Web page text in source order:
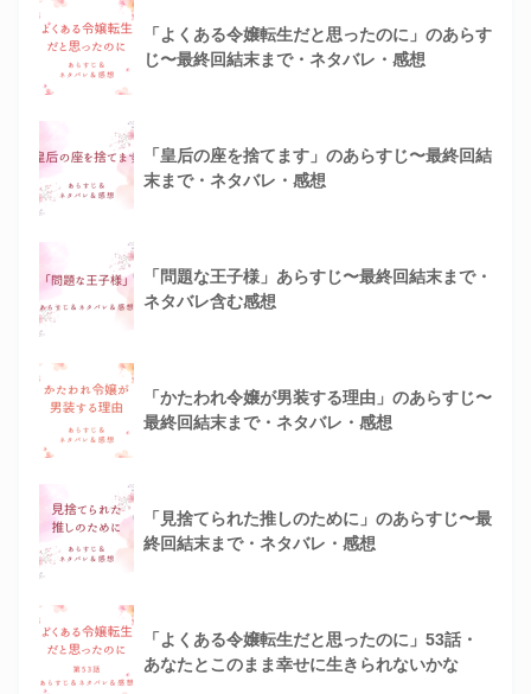
「よくある令嬢転生だと思ったのに」のあらす
じ〜最終回結末まで・ネタバレ・感想
「皇后の座を捨てます」のあらすじ〜最終回結
末まで・ネタバレ・感想
「問題な王子様」あらすじ〜最終回結末まで・
ネタバレ含む感想
「かたわれ令嬢が男装する理由」のあらすじ〜
最終回結末まで・ネタバレ・感想
「見捨てられた推しのために」のあらすじ〜最
終回結末まで・ネタバレ・感想
「よくある令嬢転生だと思ったのに」53話・
あなたとこのまま幸せに生きられないかな